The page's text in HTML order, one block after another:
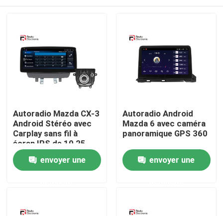
Produits
A propos de nous
Autoradio Mazda CX-3
Android Stéréo avec
Carplay sans fil à
écran IPS de 10,25
pouces
envoyer une
Autoradio Android
Mazda 6 avec caméra
panoramique GPS 360
envoyer une